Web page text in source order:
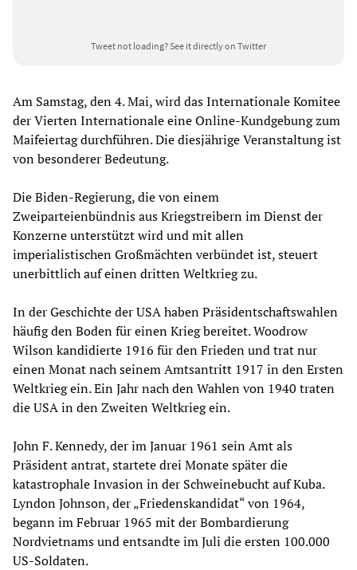
Tweet not loading?See it directly on Twitter
Am Samstag, den 4. Mai, wird das Internationale Komitee
der Vierten Internationale eine Online-Kundgebung zum
Maifeiertag durchführen. Die diesjährige Veranstaltung ist
von besonderer Bedeutung.
Die Biden-Regierung, die von einem
Zweiparteienbündnis aus Kriegstreibern im Dienst der
Konzerne unterstützt wird und mit allen
imperialistischen Großmächten verbündet ist, steuert
unerbittlich auf einen dritten Weltkrieg zu.
In der Geschichte der USA haben Präsidentschaftswahlen
häufig den Boden für einen Krieg bereitet. Woodrow
Wilson kandidierte 1916 für den Frieden und trat nur
einen Monat nach seinem Amtsantritt 1917 in den Ersten
Weltkrieg ein. Ein Jahr nach den Wahlen von 1940 traten
die USA in den Zweiten Weltkrieg ein.
John F. Kennedy, der im Januar 1961 sein Amt als
Präsident antrat, startete drei Monate später die
katastrophale Invasion in der Schweinebucht auf Kuba.
Lyndon Johnson, der „Friedenskandidat“ von 1964,
begann im Februar 1965 mit der Bombardierung
Nordvietnams und entsandte im Juli die ersten 100.000
US-Soldaten.